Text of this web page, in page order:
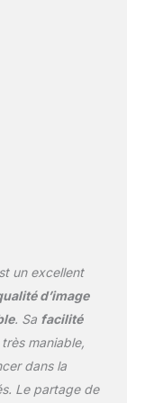
Nu
un excellent
d’image
. Sa facilité
maniable,
dans la
Le partage de